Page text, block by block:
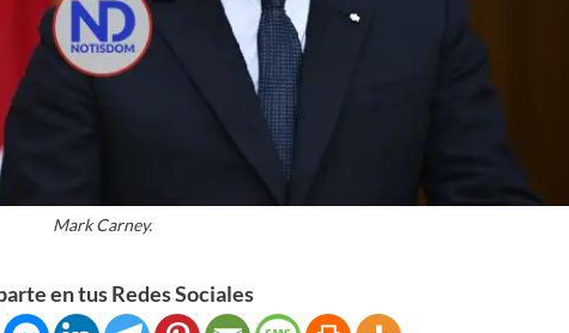
Mark Carney.
en tus Redes Sociales